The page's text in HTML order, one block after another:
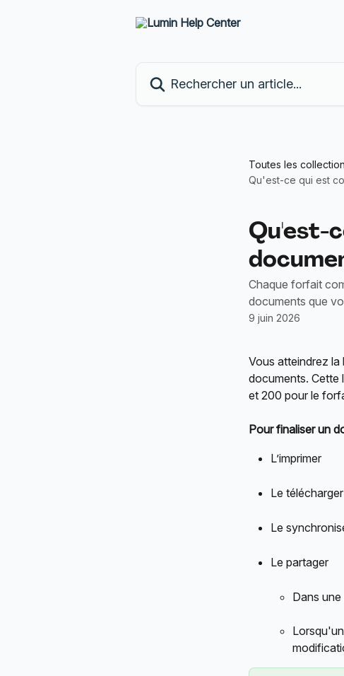
Toutes les
Qu'est-ce qui est
Qu'est-
Chaque forfait
documents que
9 juin 2026
Vous atteindrez
documents. Cette
et 200 pour le
Pour finaliser un
L’imprimer
Le télécharger
Le
Le partager
Dans